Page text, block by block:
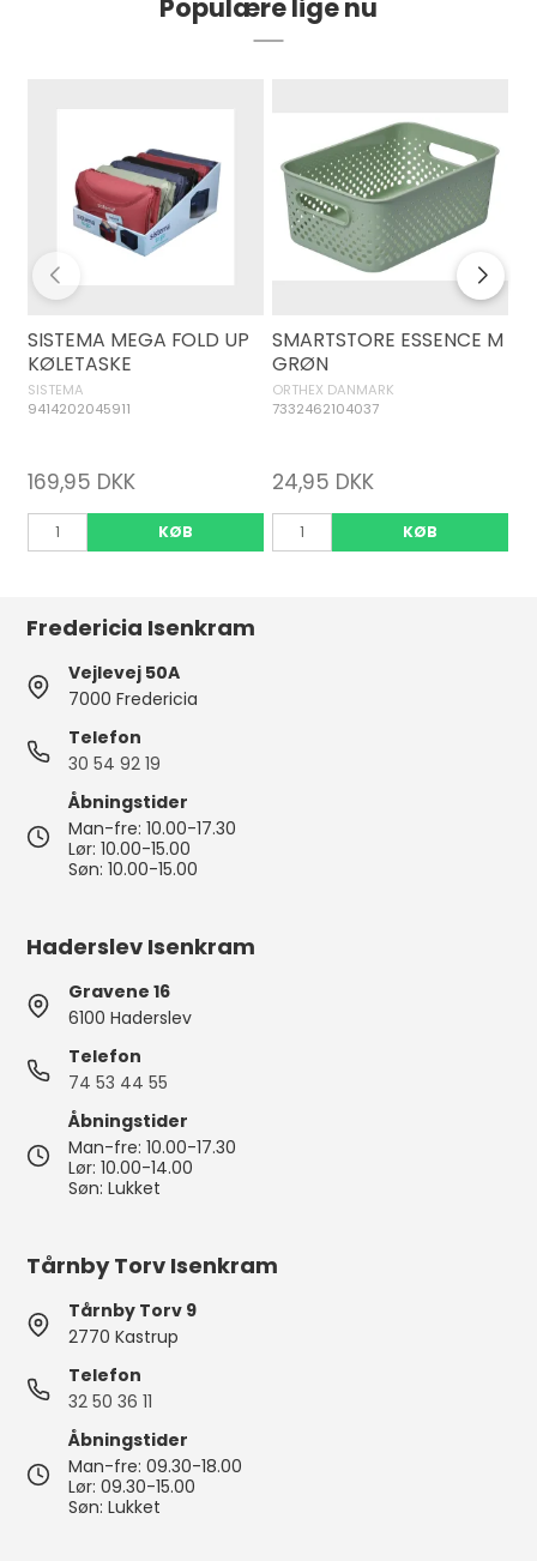
Populære lige nu
SISTEMA MEGA FOLD UP
KØLETASKE
SISTEMA
9414202045911
169,95 DKK
KØB
SMARTSTORE ESSENCE M
GRØN
ORTHEX DANMARK
7332462104037
24,95 DKK
KØB
Fredericia Isenkram
Vejlevej 50A
7000 Fredericia
Telefon
30 54 92 19
Åbningstider
Man-fre: 10.00-17.30
Lør: 10.00-15.00
Søn: 10.00-15.00
Haderslev Isenkram
Gravene 16
6100 Haderslev
Telefon
74 53 44 55
Åbningstider
Man-fre: 10.00-17.30
Lør: 10.00-14.00
Søn: Lukket
Tårnby Torv Isenkram
Tårnby Torv 9
2770 Kastrup
Telefon
32 50 36 11
Åbningstider
Man-fre: 09.30-18.00
Lør: 09.30-15.00
Søn: Lukket